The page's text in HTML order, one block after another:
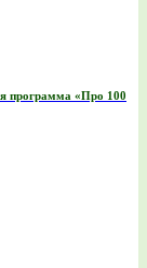
программа «Про 100